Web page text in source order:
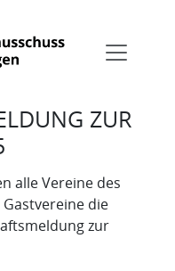
ZUR
alle Vereine des
die
zur